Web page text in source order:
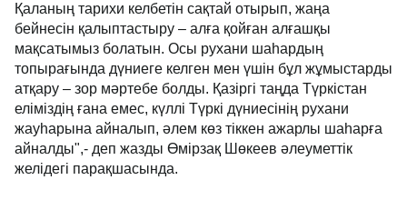
Қаланың тарихи келбетін сақтай отырып, жаңа
бейнесін қалыптастыру – алға қойған алғашқы
мақсатымыз болатын. Осы рухани шаһардың
топырағында дүниеге келген мен үшін бұл жұмыстарды
атқару – зор мәртебе болды. Қазіргі таңда Түркістан
еліміздің ғана емес, күллі Түркі дүниесінің рухани
жауһарына айналып, әлем көз тіккен ажарлы шаһарға
айналды",- деп жазды Өмірзақ Шөкеев әлеуметтік
желідегі парақшасында.